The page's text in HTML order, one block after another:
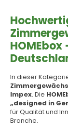
HOMEbox
In dieser
Impex. Die
„designed in
für Qualität und
Branche.